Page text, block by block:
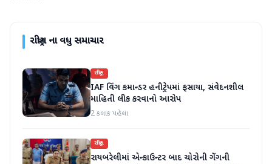
રાષ્ટ્રીયના વધુ સમાચાર
રાષ્ટ્રીય
IAF વિંગ કમાન્ડર હનીટ્રેપમાં ફસાયા, સંવેદનશીલ
માહિતી લીક કરવાનો આરોપ
2 કલાક પહેલા
રાષ્ટ્રીય
રાયબરેલીમાં એન્કાઉન્ટર બાદ ચોરોની ગેંગની